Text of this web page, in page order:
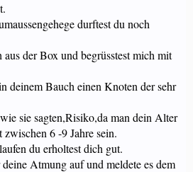
durftest du noch
der Box und begrüsstest mich mit
deinem Bauch einen Knoten der sehr
sie sagten,Risiko,da man dein Alter
6 -9 Jahre sein.
du erholtest dich gut.
Atmung auf und meldete es dem